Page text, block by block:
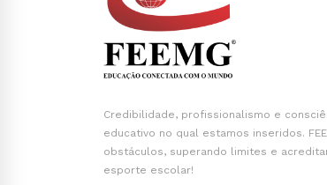
Credibilidade, profissionalismo e
educativo no qual estamos inseridos.
obstáculos, superando limites e
esporte escolar!